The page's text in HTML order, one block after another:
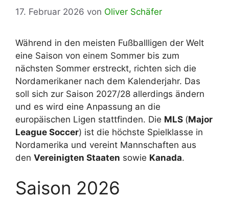
17. Februar 2026 von Oliver Schäfer
Während in den meisten Fußballligen der Welt
eine Saison von einem Sommer bis zum
nächsten Sommer erstreckt, richten sich die
Nordamerikaner nach dem Kalenderjahr. Das
soll sich zur Saison 2027/28 allerdings ändern
und es wird eine Anpassung an die
europäischen Ligen stattfinden. Die MLS (Major
League Soccer) ist die höchste Spielklasse in
Nordamerika und vereint Mannschaften aus
den Vereinigten Staaten sowie Kanada.
Saison 2026